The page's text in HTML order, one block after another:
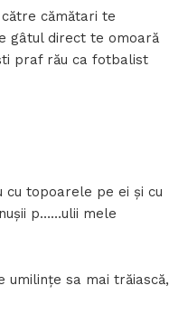
cămătari te
gâtul direct te omoară
praf rău ca fotbalist
cu topoarele pe ei și cu
p……ulii mele
umilințe sa mai trăiască,